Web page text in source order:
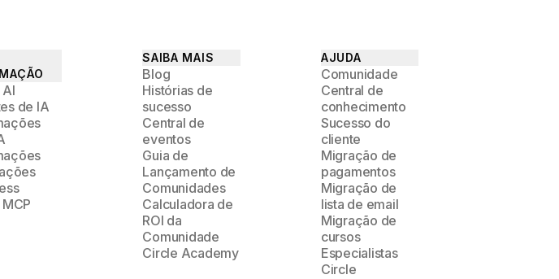
de IA
SAIBA MAIS
Blog
Histórias de
sucesso
Central de
eventos
Guia de
Lançamento de
Comunidades
Calculadora de
ROI da
Comunidade
Circle Academy
AJUDA
Comunidade
Central de
conhecimento
Sucesso do
cliente
Migração de
pagamentos
Migração de
lista de email
Migração de
cursos
Especialistas
Circle